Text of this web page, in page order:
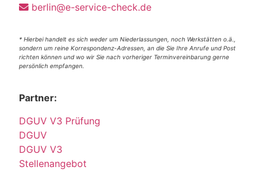
berlin@e-service-check.de
* Hierbei handelt es sich weder um Niederlassungen, noch Werkstätten o.ä.,
sondern um reine Korrespondenz-Adressen, an die Sie Ihre Anrufe und Post
richten können und wo wir Sie nach vorheriger Terminvereinbarung gerne
persönlich empfangen.
Partner:
DGUV V3 Prüfung
DGUV
DGUV V3
Stellenangebot